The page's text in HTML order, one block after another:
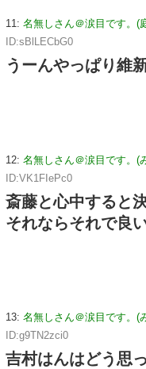
11: 名無しさん＠涙目です。(
ID:sBlLECbG0
うーんやっぱり維
12: 名無しさん＠涙目です。(
ID:VK1FIePc0
斎藤と心中すると
それならそれで良
13: 名無しさん＠涙目です。(
ID:g9TN2zci0
吉村はんはどう思